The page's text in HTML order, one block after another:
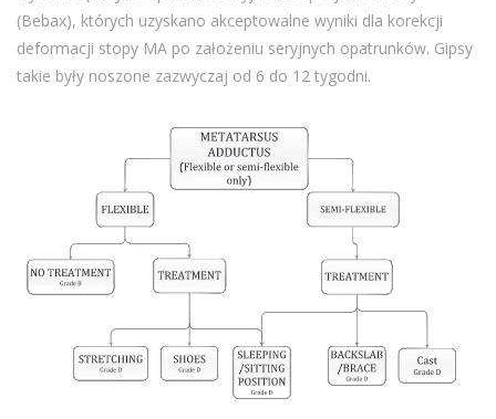
(Bebax), których uzyskano akceptowalne wyniki dla korekcji
deformacji stopy MA po założeniu seryjnych opatrunków. Gipsy
takie były noszone zazwyczaj od 6 do 12 tygodni.